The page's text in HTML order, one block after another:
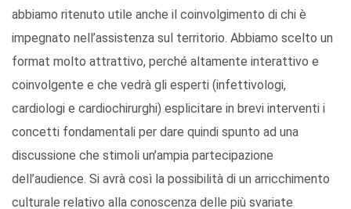
abbiamo ritenuto utile anche il coinvolgimento di chi è
impegnato nell’assistenza sul territorio. Abbiamo scelto un
format molto attrattivo, perché altamente interattivo e
coinvolgente e che vedrà gli esperti (infettivologi,
cardiologi e cardiochirurghi) esplicitare in brevi interventi i
concetti fondamentali per dare quindi spunto ad una
discussione che stimoli un’ampia partecipazione
dell’audience. Si avrà così la possibilità di un arricchimento
culturale relativo alla conoscenza delle più svariate